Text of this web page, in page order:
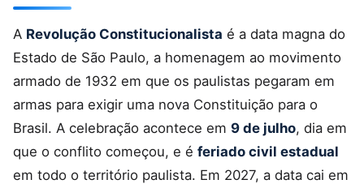
A Revolução Constitucionalista é a data magna do
Estado de São Paulo, a homenagem ao movimento
armado de 1932 em que os paulistas pegaram em
armas para exigir uma nova Constituição para o
Brasil. A celebração acontece em 9 de julho, dia em
que o conflito começou, e é feriado civil estadual
em todo o território paulista. Em 2027, a data cai em